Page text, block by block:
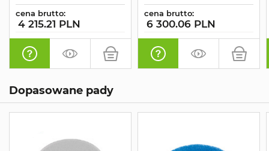
cena brutto:
4 215.21 PLN
cena brutto:
6 300.06 PLN
Dopasowane pady